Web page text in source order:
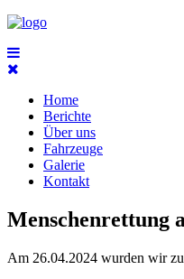
Home
Berichte
Über uns
Fahrzeuge
Galerie
Kontakt
Menschenrettung
Am 26.04.2024 wurden wir